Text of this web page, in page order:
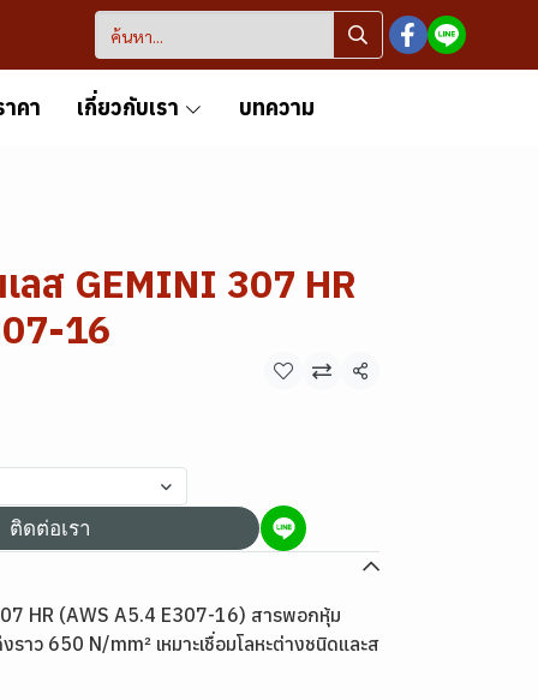
คา เกี่ยวกับเรา บทความ
ลส GEMINI 307 HR
16
แชร์
ติดต่อเรา
HR (AWS A5.4 E307-16) สารพอกหุ้ม
าว 650 N/mm² เหมาะเชื่อมโลหะต่างชนิดและส